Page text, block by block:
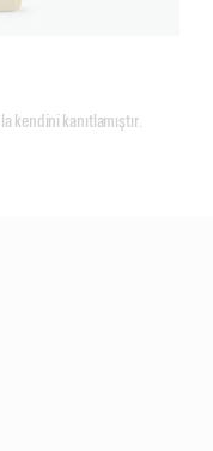
kendini kanıtlamıştır.